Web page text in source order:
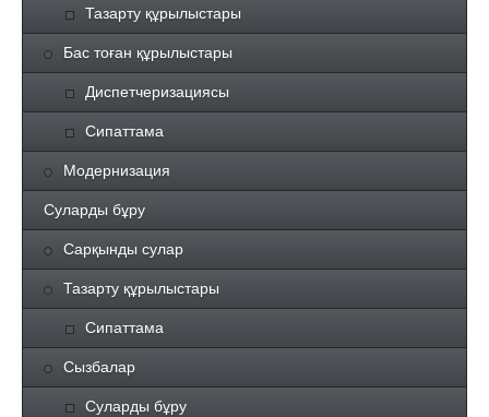
Тазарту құрылыстары
Бас тоған құрылыстары
Диспетчеризациясы
Сипаттама
Модернизация
Суларды бұру
Сарқынды сулар
Тазарту құрылыстары
Сипаттама
Сызбалар
Суларды бұру